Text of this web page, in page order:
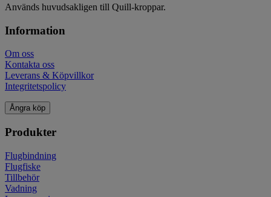
Används huvudsakligen till Quill-kroppar.
Information
Om oss
Kontakta oss
Leverans & Köpvillkor
Integritetspolicy
Ångra köp
Produkter
Flugbindning
Flugfiske
Tillbehör
Vadning